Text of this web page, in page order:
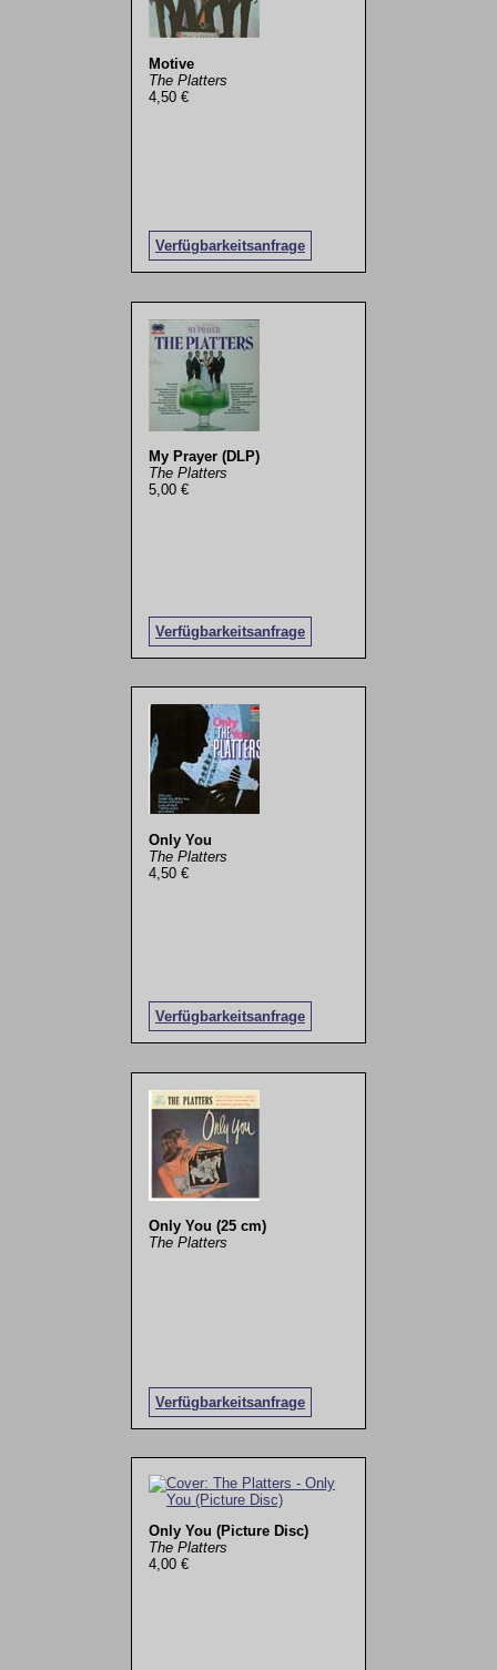
Motive
The Platters
4,50 €
Verfügbarkeitsanfrage
My Prayer (DLP)
The Platters
5,00 €
Verfügbarkeitsanfrage
Only You
The Platters
4,50 €
Verfügbarkeitsanfrage
Only You (25 cm)
The Platters
Verfügbarkeitsanfrage
Only You (Picture Disc)
The Platters
4,00 €